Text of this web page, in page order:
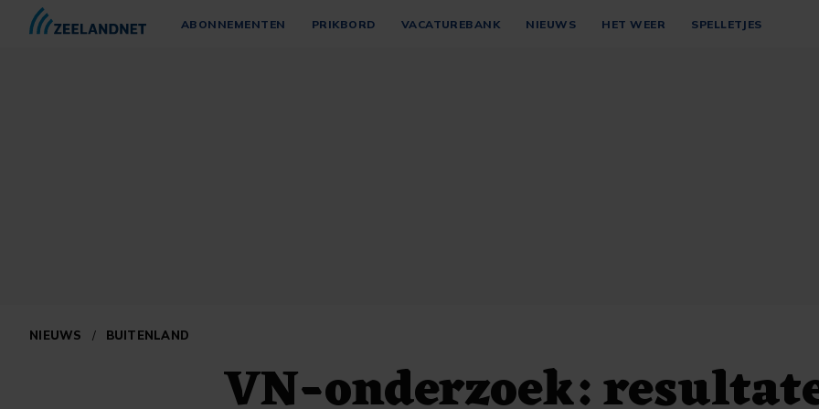
ABONNEMENTEN PRIKBORD VACATUREBANK NIEUWS HET WEER SPELLETJES
NIEUWS / BUITENLAND